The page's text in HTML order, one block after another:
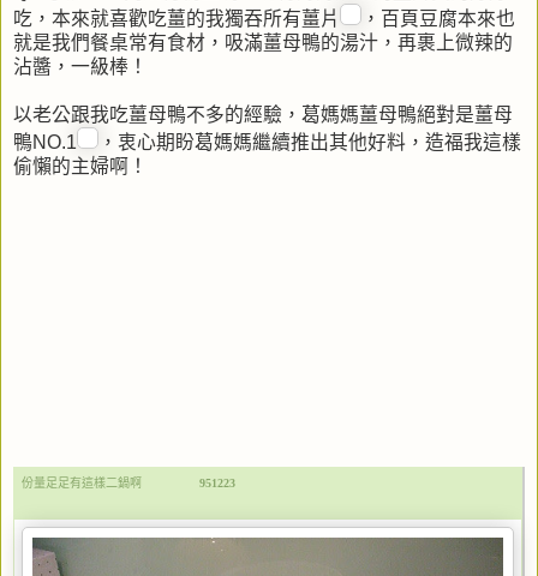
吃，本來就喜歡吃薑的我獨吞所有薑片
，百頁豆腐本來也
就是我們餐桌常有食材，吸滿薑母鴨的湯汁，再裹上微辣的
沾醬，一級棒！
以老公跟我吃薑母鴨不多的經驗，葛媽媽薑母鴨絕對是薑母
鴨NO.1
，衷心期盼葛媽媽繼續推出其他好料，造福我這樣
偷懶的主婦啊！
份量足足有這樣二鍋啊 951223